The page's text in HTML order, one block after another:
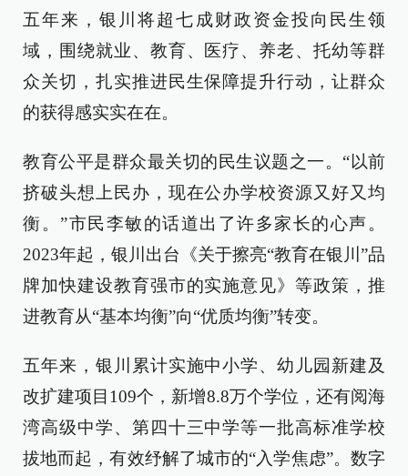
五年来，银川将超七成财政资金投向民生领
域，围绕就业、教育、医疗、养老、托幼等群
众关切，扎实推进民生保障提升行动，让群众
的获得感实实在在。
教育公平是群众最关切的民生议题之一。“以前
挤破头想上民办，现在公办学校资源又好又均
衡。”市民李敏的话道出了许多家长的心声。
2023年起，银川出台《关于擦亮“教育在银川”品
牌加快建设教育强市的实施意见》等政策，推
进教育从“基本均衡”向“优质均衡”转变。
五年来，银川累计实施中小学、幼儿园新建及
改扩建项目109个，新增8.8万个学位，还有阅海
湾高级中学、第四十三中学等一批高标准学校
拔地而起，有效纾解了城市的“入学焦虑”。数字